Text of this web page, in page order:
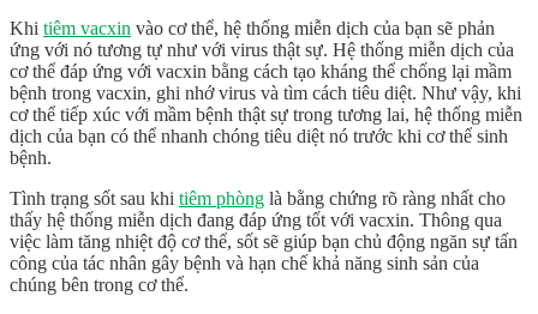
Khi tiêm vacxin vào cơ thể, hệ thống miễn dịch của bạn sẽ phản
ứng với nó tương tự như với virus thật sự. Hệ thống miễn dịch của
cơ thể đáp ứng với vacxin bằng cách tạo kháng thể chống lại mầm
bệnh trong vacxin, ghi nhớ virus và tìm cách tiêu diệt. Như vậy, khi
cơ thể tiếp xúc với mầm bệnh thật sự trong tương lai, hệ thống miễn
dịch của bạn có thể nhanh chóng tiêu diệt nó trước khi cơ thể sinh
bệnh.
Tình trạng sốt sau khi tiêm phòng là bằng chứng rõ ràng nhất cho
thấy hệ thống miễn dịch đang đáp ứng tốt với vacxin. Thông qua
việc làm tăng nhiệt độ cơ thể, sốt sẽ giúp bạn chủ động ngăn sự tấn
công của tác nhân gây bệnh và hạn chế khả năng sinh sản của
chúng bên trong cơ thể.